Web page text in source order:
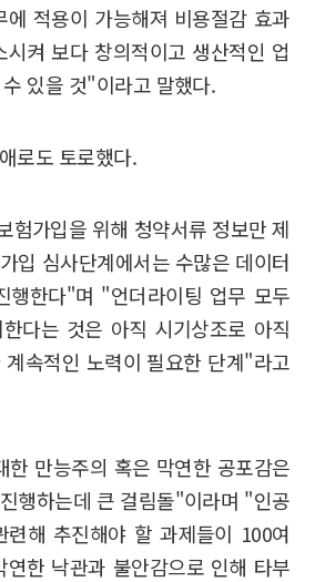
적용이 가능해져 비용절감 효과
켜 보다 창의적이고 생산적인 업
있을 것"이라고 말했다.
로도 토로했다.
험가입을 위해 청약서류 정보만 제
입 심사단계에서는 수많은 데이터
행한다"며 "언더라이팅 업무 모두
다는 것은 아직 시기상조로 아직
속적인 노력이 필요한 단계"라고
한 만능주의 혹은 막연한 공포감은
행하는데 큰 걸림돌"이라며 "인공
련해 추진해야 할 과제들이 100여
한 낙관과 불안감으로 인해 타부